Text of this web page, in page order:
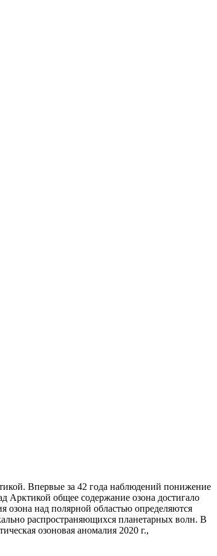
Впервые за 42 года наблюдений понижение
Арктикой общее содержание озона достигало
озона над полярной областью определяются
распространяющихся планетарных волн. В
озоновая аномалия 2020 г.,